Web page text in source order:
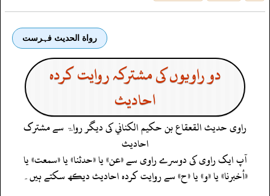
رواة الحديث فہرست
دو راویوں کی مشترکہ روایت کردہ
احادیث
راوی حدیثالقعقاع بن حكيم الكنانيکی دیگر رواۃ سے مشترک
احادیث
آپ ایک راوی کی دوسرے راوی سے «عن» یا «حدثنا» یا «سمعت» یا
«أخبرنا» یا «و» یا «ح» سے روایت کردہ احادیث دیکھ سکتے ہیں۔